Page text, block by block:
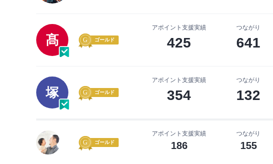
髙 ゴールド
アポイント支援実績
425
つながり
641
塚 ゴールド
アポイント支援実績
354
つながり
132
ゴールド
アポイント支援実績
186
つながり
155